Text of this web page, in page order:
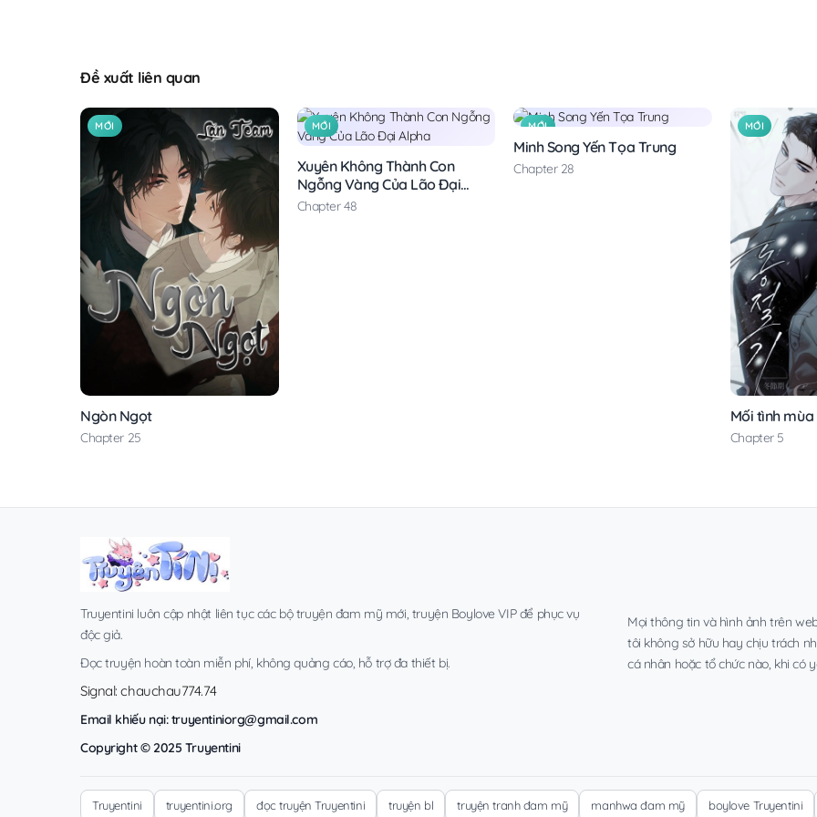
Đề xuất liên quan
MỚI
Ngòn Ngọt
Chapter 25
MỚI
Xuyên Không Thành Con
Ngỗng Vàng Của Lão Đại
Alpha
Chapter 48
MỚI
Minh Song Yến Tọa Trung
Chapter 28
MỚI
Mối tình
Chapter 5
Truyentini luôn cập nhật liên tục các bộ truyện đam mỹ mới, truyện Boylove VIP để phục vụ
độc giả.
Đọc truyện hoàn toàn miễn phí, không quảng cáo, hỗ trợ đa thiết bị.
Signal: chauchau774.74
Email khiếu nại:truyentiniorg@gmail.com
Copyright © 2025 Truyentini
Mọi thông tin và hình ảnh trên
tôi không sở hữu hay chịu trách
cá nhân hoặc tổ chức nào, khi có
Truyentini truyentini.org đọc truyện Truyentini truyện bl truyện tranh đam mỹ manhwa đam mỹ boylove Truyentini